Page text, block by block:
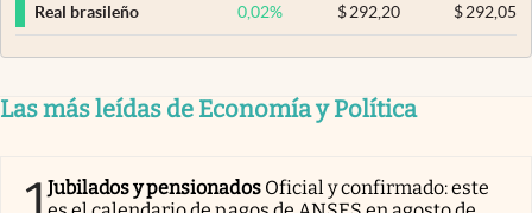
Real brasileño 0,02% $ 292,20 $292,05
Las más leídas de Economía y Política
Jubilados y pensionados Oficial y confirmado: este